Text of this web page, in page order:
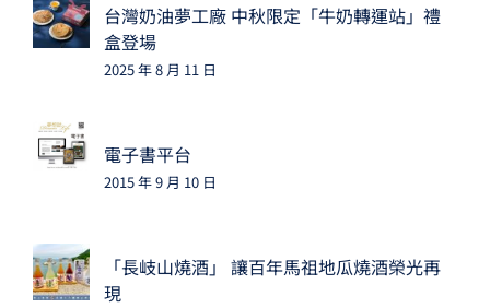
台灣奶油夢工廠 中秋限定「牛奶轉運站」禮
盒登場
2025 年 8 月 11 日
電子書平台
2015 年 9 月 10 日
「長岐山燒酒」 讓百年馬祖地瓜燒酒榮光再
現